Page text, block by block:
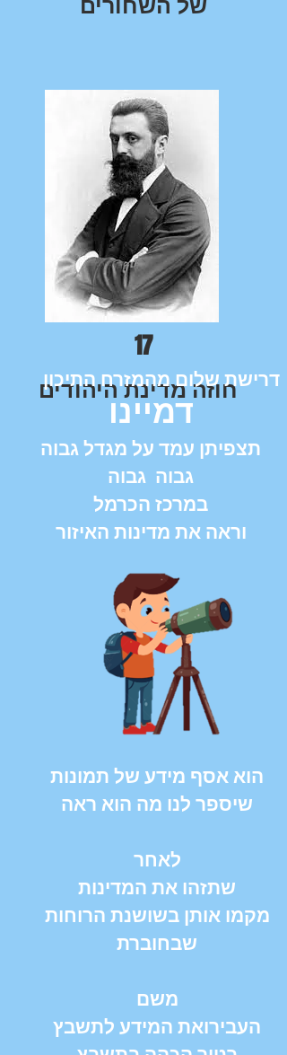
חוזה מדינת היהודים
17
דרישת שלום מהמזרח התיכון
דמיינו
תצפיתן עמד על מגדל גבוה
גבוה גבוה
במרכז הכרמל
וראה את מדינות האיזור
הוא אסף מידע של תמונות
שיספר לנו מה הוא ראה
לאחר
שתזהו את המדינות
מקמו אותן בשושנת הרוחות
שבחוברת
משם
העבירואת המידע לתשבץ